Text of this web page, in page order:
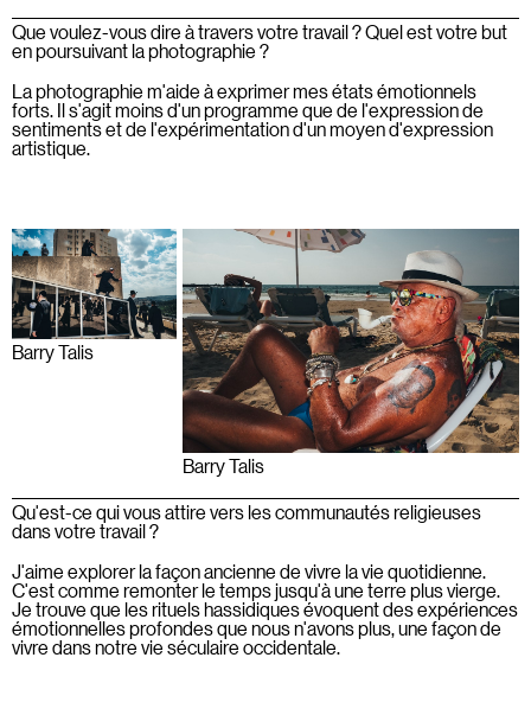
Que voulez-vous dire à travers votre travail ? Quel est votre but
en poursuivant la photographie ?
La photographie m'aide à exprimer mes états émotionnels
forts. Il s'agit moins d'un programme que de l'expression de
sentiments et de l'expérimentation d'un moyen d'expression
artistique.
Barry Talis
Barry Talis
Qu'est-ce qui vous attire vers les communautés religieuses
dans votre travail ?
J'aime explorer la façon ancienne de vivre la vie quotidienne.
C'est comme remonter le temps jusqu'à une terre plus vierge.
Je trouve que les rituels hassidiques évoquent des expériences
émotionnelles profondes que nous n'avons plus, une façon de
vivre dans notre vie séculaire occidentale.